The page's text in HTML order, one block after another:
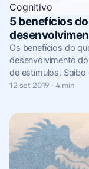
Cognitivo
5 benefícios
Os benefícios do
desenvolvimento
de estímulos. Saiba
12 set 2019 · 4 min